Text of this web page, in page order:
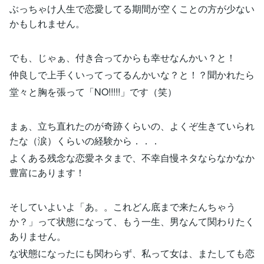
ぶっちゃけ人生で恋愛してる期間が空くことの方が少ない
かもしれません。
でも、じゃぁ、付き合ってからも幸せなんかい？と！
仲良しで上手くいってってるんかいな？と！？聞かれたら
堂々と胸を張って「NO!!!!!」です（笑）
まぁ、立ち直れたのが奇跡くらいの、よくぞ生きていられ
たな（涙）くらいの経験から．．．
よくある残念な恋愛ネタまで、不幸自慢ネタならなかなか
豊富にあります！
そしていよいよ「あ。。これどん底まで来たんちゃう
か？」って状態になって、もう一生、男なんて関わりたく
ありません。
な状態になったにも関わらず、私って女は、またしても恋